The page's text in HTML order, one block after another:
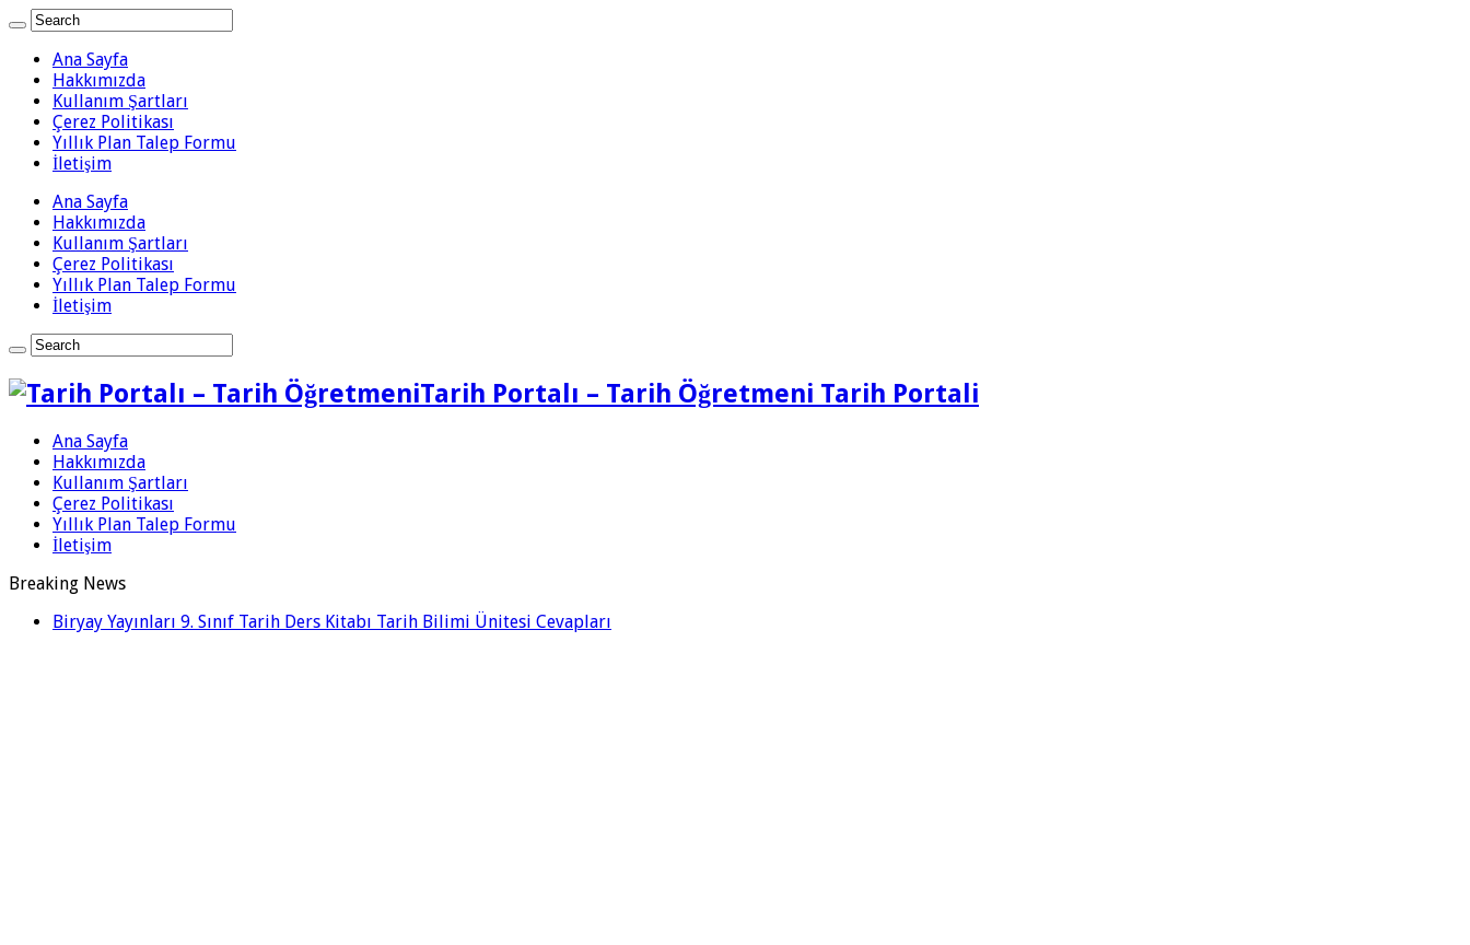
Ana Sayfa
Hakkımızda
Kullanım Şartları
Çerez Politikası
Yıllık Plan Talep Formu
İletişim
Ana Sayfa
Hakkımızda
Kullanım Şartları
Çerez Politikası
Yıllık Plan Talep Formu
İletişim
Tarih Portalı – Tarih Öğretmeni Tarih Portali
Ana Sayfa
Hakkımızda
Kullanım Şartları
Çerez Politikası
Yıllık Plan Talep Formu
İletişim
Breaking News
Biryay Yayınları 9. Sınıf Tarih Ders Kitabı Tarih Bilimi Ünitesi Cevapları